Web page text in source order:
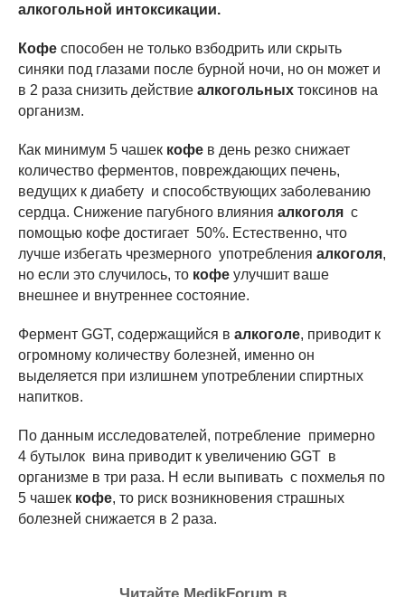
алкогольной интоксикации.
Кофе способен не только взбодрить или скрыть
синяки под глазами после бурной ночи, но он может и
в 2 раза снизить действие алкогольных токсинов на
организм.
Как минимум 5 чашек кофе в день резко снижает
количество ферментов, повреждающих печень,
ведущих к диабету и способствующих заболеванию
сердца. Снижение пагубного влияния алкоголя с
помощью кофе достигает 50%. Естественно, что
лучше избегать чрезмерного употребления алкоголя,
но если это случилось, то кофе улучшит ваше
внешнее и внутреннее состояние.
Фермент GGT, содержащийся в алкоголе, приводит к
огромному количеству болезней, именно он
выделяется при излишнем употреблении спиртных
напитков.
По данным исследователей, потребление примерно
4 бутылок вина приводит к увеличению GGT в
организме в три раза. Н если выпивать с похмелья по
5 чашек кофе, то риск возникновения страшных
болезней снижается в 2 раза.
Читайте MedikForum в